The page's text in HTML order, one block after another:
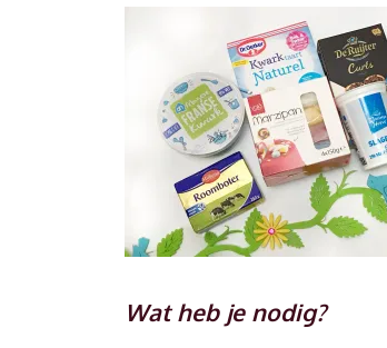
Wat heb je nodig?